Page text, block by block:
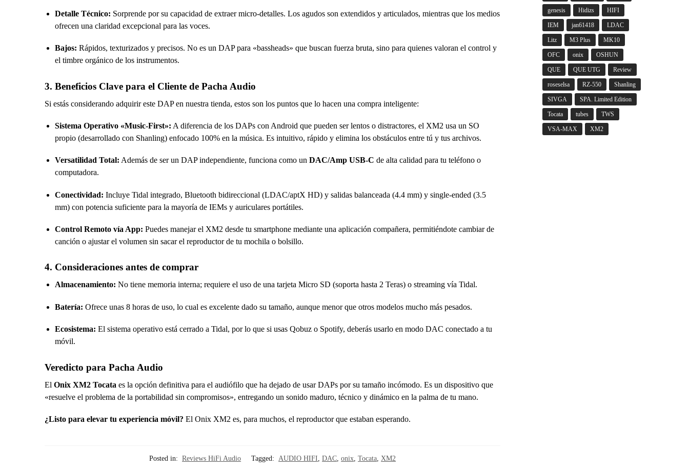
Detalle Técnico: Sorprende por su capacidad de extraer micro-detalles. Los agudos son extendidos y articulados, mientras que los medios
ofrecen una claridad excepcional para las voces.
Bajos: Rápidos, texturizados y precisos. No es un DAP para «bassheads» que buscan fuerza bruta, sino para quienes valoran el control y
el timbre orgánico de los instrumentos.
3. Beneficios Clave para el Cliente de Pacha Audio
Si estás considerando adquirir este DAP en nuestra tienda, estos son los puntos que lo hacen una compra inteligente:
Sistema Operativo «Music-First»: A diferencia de los DAPs con Android que pueden ser lentos o distractores, el XM2 usa un SO
propio (desarrollado con Shanling) enfocado 100% en la música. Es intuitivo, rápido y elimina los obstáculos entre tú y tus archivos.
Versatilidad Total: Además de ser un DAP independiente, funciona como un DAC/Amp USB-C de alta calidad para tu teléfono o
computadora.
Conectividad: Incluye Tidal integrado, Bluetooth bidireccional (LDAC/aptX HD) y salidas balanceada (4.4 mm) y single-ended (3.5
mm) con potencia suficiente para la mayoría de IEMs y auriculares portátiles.
Control Remoto vía App: Puedes manejar el XM2 desde tu smartphone mediante una aplicación compañera, permitiéndote cambiar de
canción o ajustar el volumen sin sacar el reproductor de tu mochila o bolsillo.
4. Consideraciones antes de comprar
Almacenamiento: No tiene memoria interna; requiere el uso de una tarjeta Micro SD (soporta hasta 2 Teras) o streaming vía Tidal.
Batería: Ofrece unas 8 horas de uso, lo cual es excelente dado su tamaño, aunque menor que otros modelos mucho más pesados.
Ecosistema: El sistema operativo está cerrado a Tidal, por lo que si usas Qobuz o Spotify, deberás usarlo en modo DAC conectado a tu
móvil.
Veredicto para Pacha Audio
El Onix XM2 Tocata es la opción definitiva para el audiófilo que ha dejado de usar DAPs por su tamaño incómodo. Es un dispositivo que
«resuelve el problema de la portabilidad sin compromisos», entregando un sonido maduro, técnico y dinámico en la palma de tu mano.
¿Listo para elevar tu experiencia móvil? El Onix XM2 es, para muchos, el reproductor que estaban esperando.
Posted in: Reviews HiFi Audio Tagged: AUDIO HIFI ,DAC ,onix ,Tocata XM2
genesis Hidizs HIFI
IEM jan61418 LDAC
Litz M3 Plus MK10
OFC onix OSHUN
QUE QUE UTG Review
roseselsa RZ-550 Shanling
SIVGA SPA. Limited Edition
Tocata tubes TWS
VSA-MAX XM2